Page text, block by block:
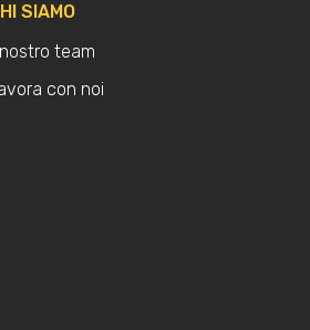
SIAMO
team
con noi